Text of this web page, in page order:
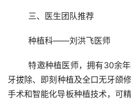
	三、医生团队推荐
	种植科——刘洪飞医师
	特邀种植医师，拥有30余年临床经验，擅长复杂阻生
牙拔除、即刻种植及全口无牙颌
手术和智能化导板种植技术，可